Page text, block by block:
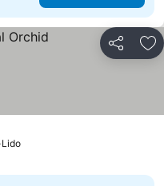
Teilen
Preise sehen